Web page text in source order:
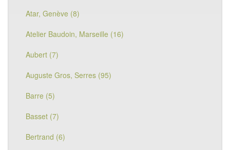
Atar, Genève (8)
Atelier Baudoin, Marseille (16)
Aubert (7)
Auguste Gros, Serres (95)
Barre (5)
Basset (7)
Bertrand (6)